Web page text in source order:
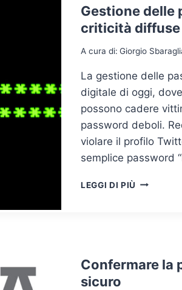
Gestione delle
criticità diffuse
A cura di: Giorgio
La gestione delle
digitale di oggi,
possono cadere
password deboli.
violare il profilo
semplice password
LEGGI DI PIÙ GESTIONE
CRITICITÀ
DIFFUSE
Confermare la
sicuro